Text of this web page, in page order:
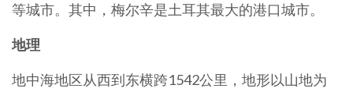
等城市。其中，梅尔辛是土耳其最大的港口城市。
地理
地中海地区从西到东横跨1542公里，地形以山地为